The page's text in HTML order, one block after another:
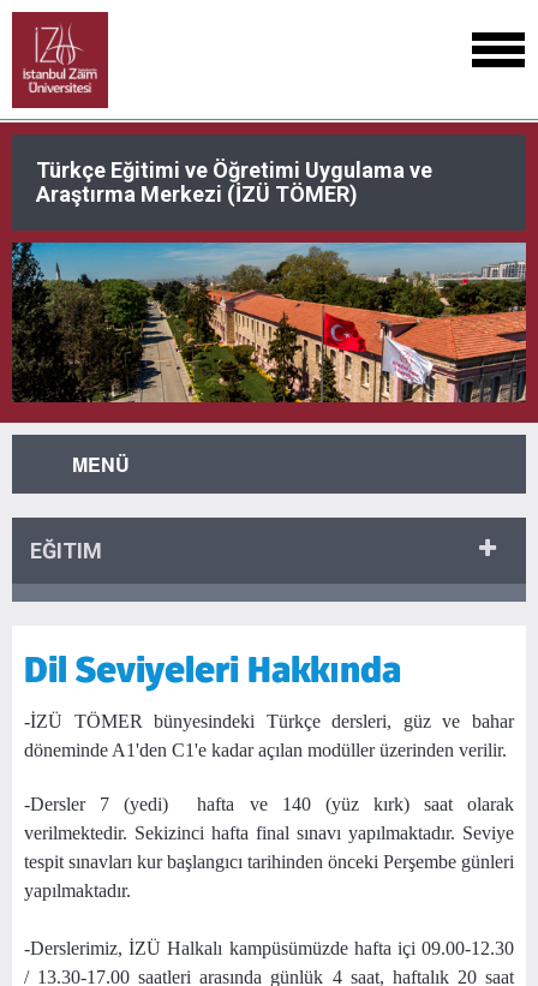
Türkçe Eğitimi ve Öğretimi Uygulama ve
Araştırma Merkezi (İZÜ TÖMER)
MENÜ
EĞITIM
Dil Seviyeleri Hakkında
-İZÜ TÖMER bünyesindeki Türkçe dersleri, güz ve bahar
döneminde A1'den C1'e kadar açılan modüller üzerinden verilir.
-Dersler 7 (yedi) hafta ve 140 (yüz kırk) saat olarak
verilmektedir. Sekizinci hafta final sınavı yapılmaktadır. Seviye
tespit sınavları kur başlangıcı tarihinden önceki Perşembe günleri
yapılmaktadır.
-Derslerimiz, İZÜ Halkalı kampüsümüzde hafta içi 09.00-12.30
/ 13.30-17.00 saatleri arasında günlük 4 saat, haftalık 20 saat